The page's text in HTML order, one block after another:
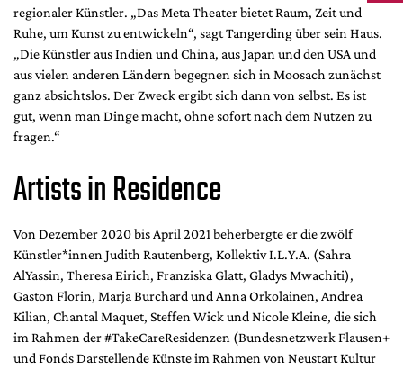
regionaler Künstler. „Das Meta Theater bietet Raum, Zeit und
Ruhe, um Kunst zu entwickeln“, sagt Tangerding über sein Haus.
„Die Künstler aus Indien und China, aus Japan und den USA und
aus vielen anderen Ländern begegnen sich in Moosach zunächst
ganz absichtslos. Der Zweck ergibt sich dann von selbst. Es ist
gut, wenn man Dinge macht, ohne sofort nach dem Nutzen zu
fragen.“
Artists in Residence
Von Dezember 2020 bis April 2021 beherbergte er die zwölf
Künstler*innen Judith Rautenberg, Kollektiv I.L.Y.A. (Sahra
AlYassin, Theresa Eirich, Franziska Glatt, Gladys Mwachiti),
Gaston Florin, Marja Burchard und Anna Orkolainen, Andrea
Kilian, Chantal Maquet, Steffen Wick und Nicole Kleine, die sich
im Rahmen der #TakeCareResidenzen (Bundesnetzwerk Flausen+
und Fonds Darstellende Künste im Rahmen von Neustart Kultur